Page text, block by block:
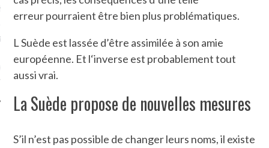
incite à un autre regard
curiosité. C’est un
sur la-femme-qui-
erreur pourraient être bien plus problématiques.
L Suède est lassée d’être assimilée à son amie
européenne. Et l‘inverse est probablement tout
aussi vrai.
La Suède propose de nouvelles mesures
S’il n’est pas possible de changer leurs noms, il existe